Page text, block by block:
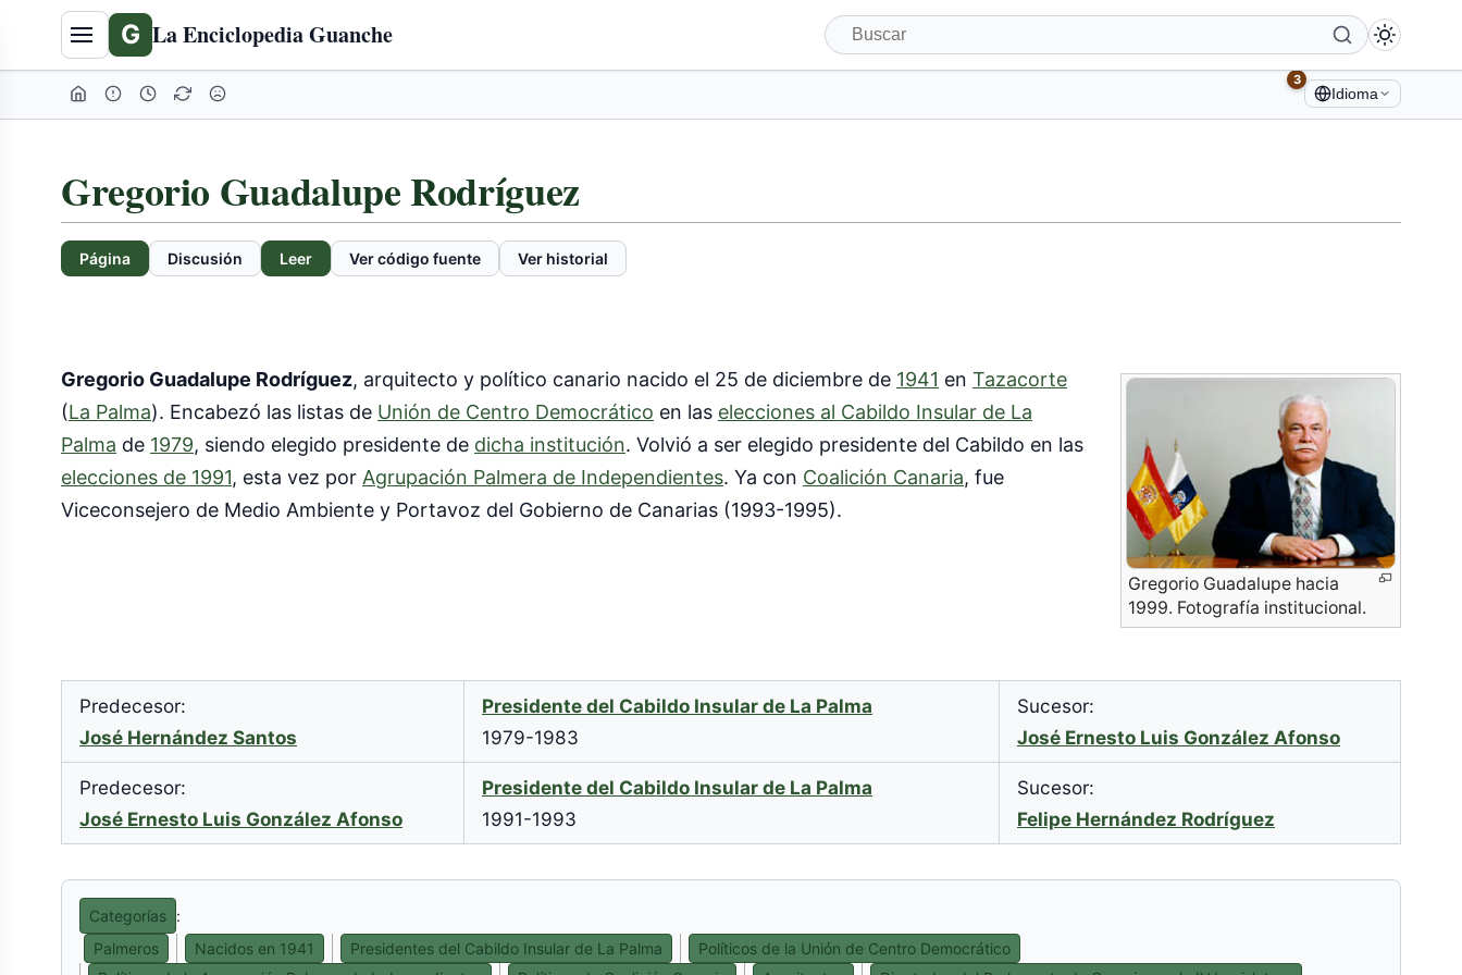
G La Enciclopedia Guanche
3
Idioma
Gregorio Guadalupe Rodríguez
Página Discusión Leer Ver código fuente Ver historial
Gregorio Guadalupe hacia
1999. Fotografía institucional.
Gregorio Guadalupe Rodríguez, arquitecto y político canario nacido el 25 de diciembre de 1941 en Tazacorte
(La Palma). Encabezó las listas de Unión de Centro Democrático en las elecciones al Cabildo Insular de La
Palma de 1979, siendo elegido presidente de dicha institución. Volvió a ser elegido presidente del Cabildo en las
elecciones de 1991, esta vez por Agrupación Palmera de Independientes. Ya con Coalición Canaria, fue
Viceconsejero de Medio Ambiente y Portavoz del Gobierno de Canarias (1993-1995).
Predecesor:
José Hernández Santos
Presidente del Cabildo Insular de La Palma
1979-1983
Sucesor:
José Ernesto Luis González Afonso
Predecesor:
José Ernesto Luis González Afonso
Presidente del Cabildo Insular de La Palma
1991-1993
Sucesor:
Felipe Hernández Rodríguez
Categorías :
Palmeros
Nacidos en 1941 Presidentes del Cabildo Insular de La Palma
Políticos de la Unión de Centro Democrático